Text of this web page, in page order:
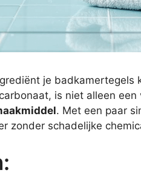
je badkamertegels
is niet alleen
. Met een paar
zonder schadelijke